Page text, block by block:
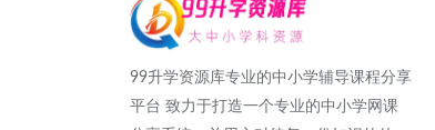
99升学资源库专业的中小学辅导课程分享
平台 致力于打造一个专业的中小学网课